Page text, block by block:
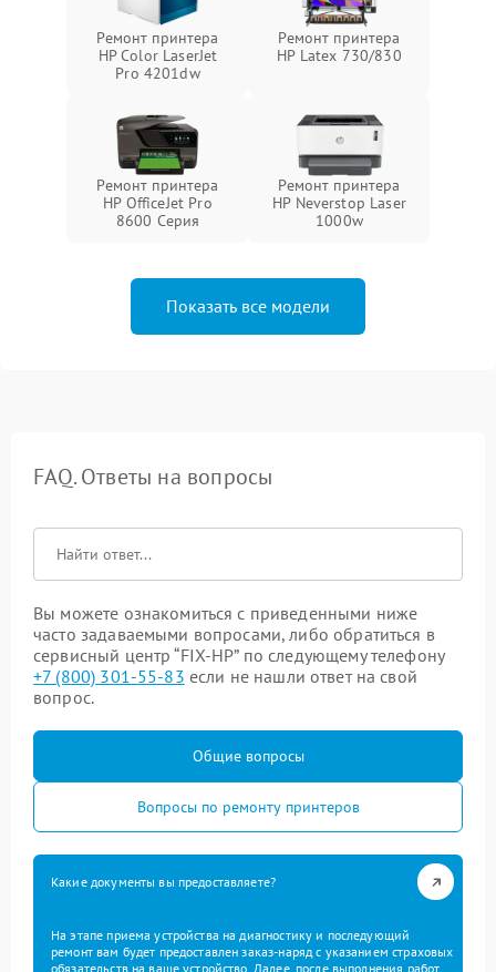
Ремонт принтера
HP Color LaserJet
Pro 4201dw
Ремонт принтера
HP Latex 730/830
Ремонт принтера
HP OfficeJet Pro
8600 Серия
Ремонт принтера
HP Neverstop Laser
1000w
Показать все модели
FAQ. Ответы на вопросы
Вы можете ознакомиться с приведенными ниже
часто задаваемыми вопросами, либо обратиться в
сервисный центр “FIX-HP” по следующему телефону
+7 (800) 301-55-83 если не нашли ответ на свой
вопрос.
Общие вопросы
Вопросы по ремонту принтеров
Какие документы вы предоставляете?
На этапе приема устройства на диагностику и последующий
ремонт вам будет предоставлен заказ-наряд с указанием страховых
обязательств на ваше устройство. Далее, после выполнения работ